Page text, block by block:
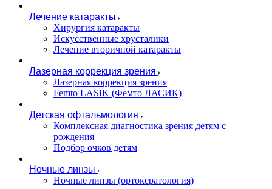
Лечение катаракты
Хирургия катаракты
Искусственные хрусталики
Лечение вторичной катаракты
Лазерная коррекция зрения
Лазерная коррекция зрения
Femto LASIK (Фемто ЛАСИК)
Детская офтальмология
Комплексная диагностика зрения детям c
рождения
Подбор очков детям
Ночные линзы
Ночные линзы (ортокератология)